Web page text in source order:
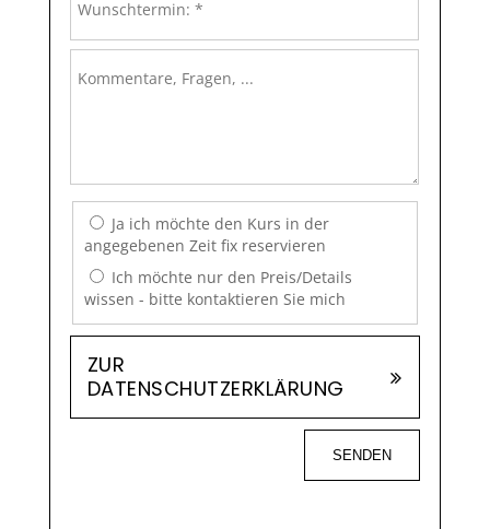
Ja ich möchte den Kurs in der
angegebenen Zeit fix reservieren
Ich möchte nur den Preis/Details
wissen - bitte kontaktieren Sie mich
ZUR
DATENSCHUTZERKLÄRUNG
SENDEN